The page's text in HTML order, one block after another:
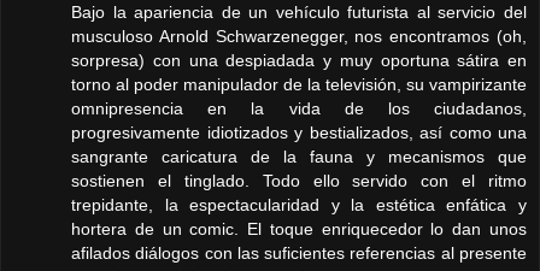
Bajo la apariencia de un vehículo futurista al servicio del
musculoso Arnold Schwarzenegger, nos encontramos (oh,
sorpresa) con una despiadada y muy oportuna sátira en
torno al poder manipulador de la televisión, su vampirizante
omnipresencia en la vida de los ciudadanos,
progresivamente idiotizados y bestializados, así como una
sangrante caricatura de la fauna y mecanismos que
sostienen el tinglado. Todo ello servido con el ritmo
trepidante, la espectacu­laridad y la estética enfática y
hortera de un comic. El toque enriquecedor lo dan unos
afilados diálogos con las suficientes referencias al presente